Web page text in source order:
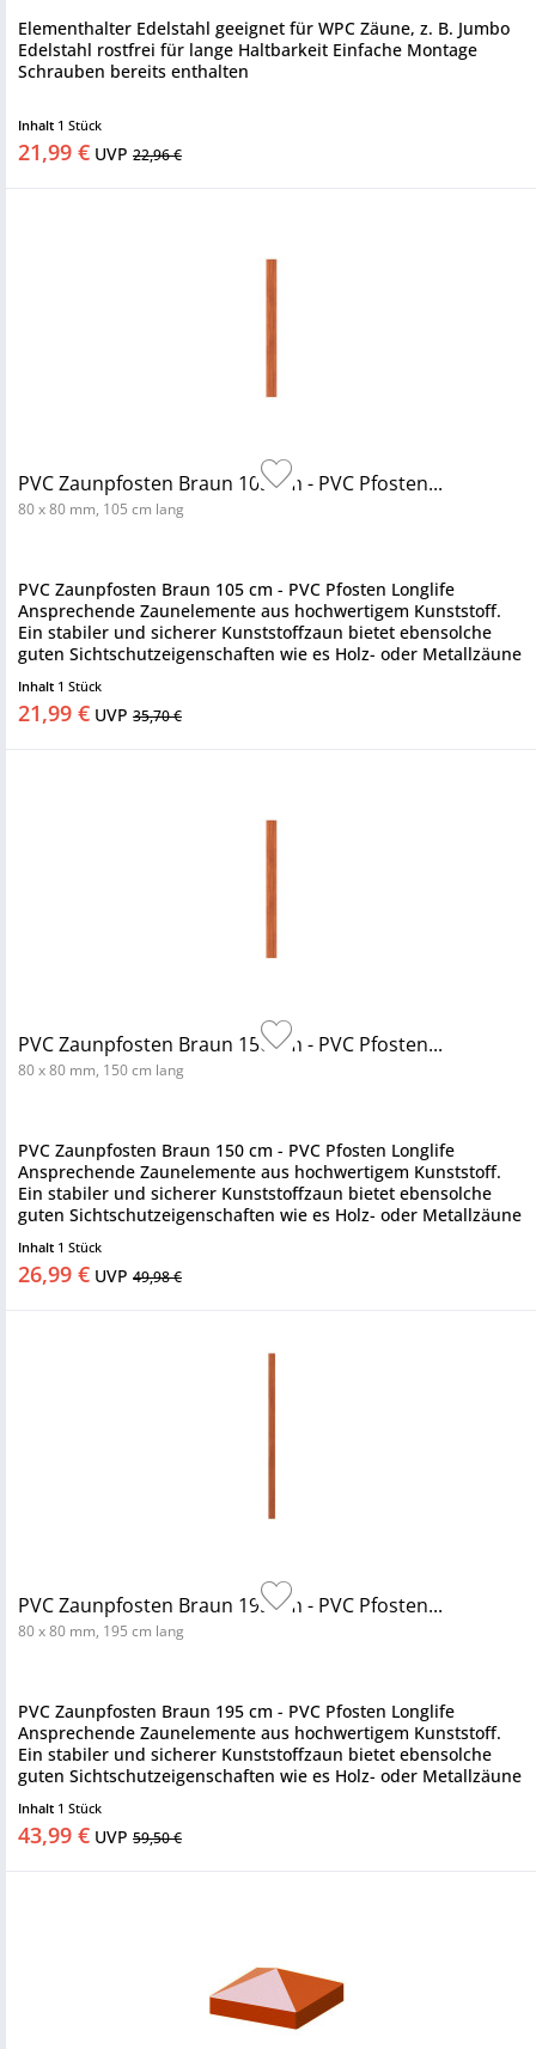
Elementhalter Edelstahl geeignet für WPC Zäune, z. B. Jumbo
Edelstahl rostfrei für lange Haltbarkeit Einfache Montage
Schrauben bereits enthalten
Inhalt 1 Stück
21,99 € UVP 22,96 €
PVC Zaunpfosten Braun 105 cm - PVC Pfosten...
80 x 80 mm, 105 cm lang
PVC Zaunpfosten Braun 105 cm - PVC Pfosten Longlife
Ansprechende Zaunelemente aus hochwertigem Kunststoff.
Ein stabiler und sicherer Kunststoffzaun bietet ebensolche
guten Sichtschutzeigenschaften wie es Holz- oder Metallzäune
Inhalt 1 Stück
21,99 € UVP 35,70 €
PVC Zaunpfosten Braun 150 cm - PVC Pfosten...
80 x 80 mm, 150 cm lang
PVC Zaunpfosten Braun 150 cm - PVC Pfosten Longlife
Ansprechende Zaunelemente aus hochwertigem Kunststoff.
Ein stabiler und sicherer Kunststoffzaun bietet ebensolche
guten Sichtschutzeigenschaften wie es Holz- oder Metallzäune
Inhalt 1 Stück
26,99 € UVP 49,98 €
PVC Zaunpfosten Braun 195 cm - PVC Pfosten...
80 x 80 mm, 195 cm lang
PVC Zaunpfosten Braun 195 cm - PVC Pfosten Longlife
Ansprechende Zaunelemente aus hochwertigem Kunststoff.
Ein stabiler und sicherer Kunststoffzaun bietet ebensolche
guten Sichtschutzeigenschaften wie es Holz- oder Metallzäune
Inhalt 1 Stück
43,99 € UVP 59,50 €